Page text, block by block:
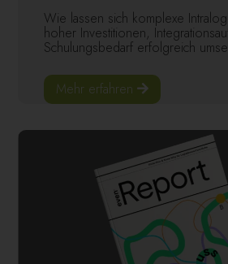
Wie lassen sich komplexe
hoher Investitionen,
Schulungsbedarf erfolgreich
Mehr erfahren